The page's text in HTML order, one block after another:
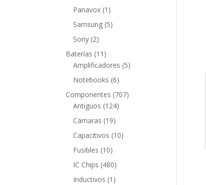
Panavox 1 1
producto
Samsung 55
Sony 22
productos
Baterías 11 11
productos
Amplificadores 55
Notebooks 66
productos
Componentes 707707
Antiguos 124124
Cámaras 1919
productos
Capacitivos 1010
Fusibles 1010
productos
IC Chips 480480
productos
Inductivos 1 1